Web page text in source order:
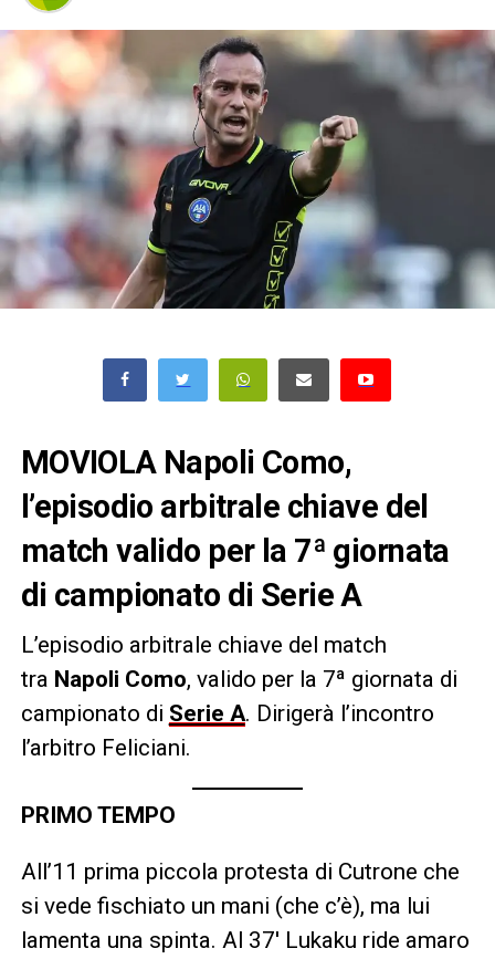
MOVIOLA Napoli Como,
l’episodio arbitrale chiave del
match valido per la 7ª giornata
di campionato di Serie A
L’episodio arbitrale chiave del match
tra Napoli Como, valido per la 7ª giornata di
campionato di Serie A. Dirigerà l’incontro
l’arbitro Feliciani.
PRIMO TEMPO
All’11 prima piccola protesta di Cutrone che
si vede fischiato un mani (che c’è), ma lui
lamenta una spinta. Al 37′ Lukaku ride amaro